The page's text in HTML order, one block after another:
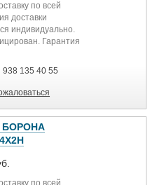
по всей
доставки
индивидуально.
Гарантия
938 135 40 55
БОРОНА
по всей